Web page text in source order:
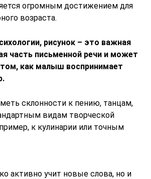
огромным достижением для
возраста.
рисунок – это важная
часть письменной речи и может
как малыш воспринимает
склонности к пению, танцам,
видам творческой
к кулинарии или точным
активно учит новые слова, но и